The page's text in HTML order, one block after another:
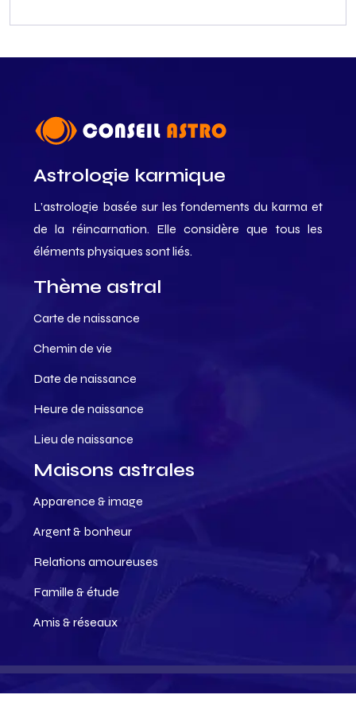
Astrologie karmique
L’astrologie basée sur les fondements du karma et
de la réincarnation. Elle considère que tous les
éléments physiques sont liés.
Thème astral
Carte de naissance
Chemin de vie
Date de naissance
Heure de naissance
Lieu de naissance
Maisons astrales
Apparence & image
Argent & bonheur
Relations amoureuses
Famille & étude
Amis & réseaux